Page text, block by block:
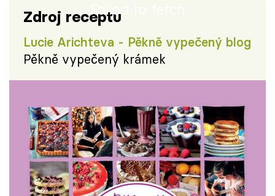
Failed to fetch
Zdroj receptu
Lucie Arichteva - Pěkně vypečený blog
Pěkně vypečený krámek